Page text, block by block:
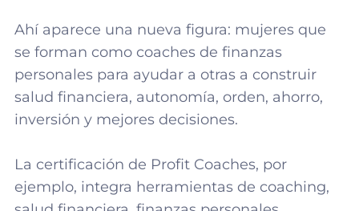
Ahí aparece una nueva figura: mujeres que
se forman como coaches de finanzas
personales para ayudar a otras a construir
salud financiera, autonomía, orden, ahorro,
inversión y mejores decisiones.
La certificación de Profit Coaches, por
ejemplo, integra herramientas de coaching,